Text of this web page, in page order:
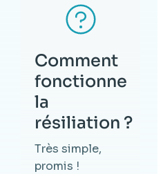
Comment
fonctionne
la
résiliation ?
Très simple,
promis !